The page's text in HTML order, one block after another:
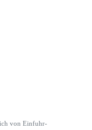
von Einfuhr-